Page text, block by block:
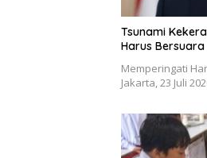
Tsunami
Harus Bersuara
Memperingati
Jakarta, 23 Juli